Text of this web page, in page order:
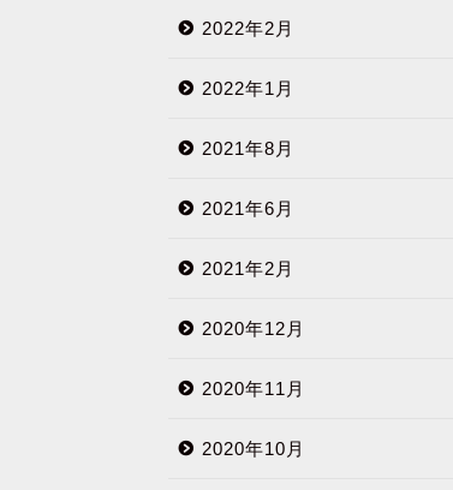
2022年2月
2022年1月
2021年8月
2021年6月
2021年2月
2020年12月
2020年11月
2020年10月